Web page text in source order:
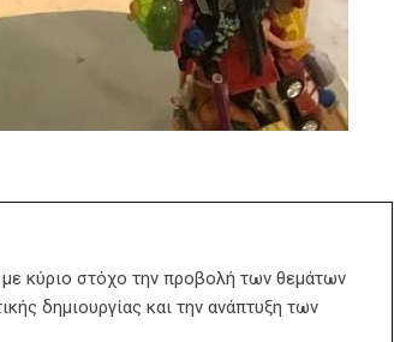
με κύριο στόχο την προβολή των θεμάτων
δημιουργίας και την ανάπτυξη των